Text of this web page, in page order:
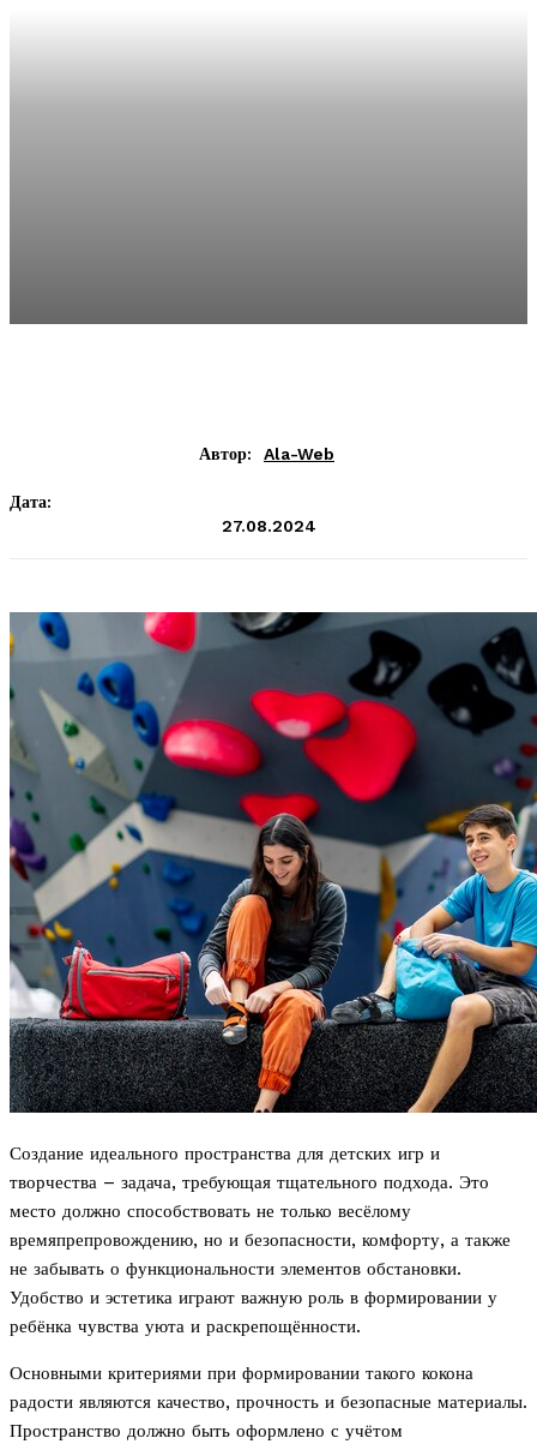
Автор: Ala-Web
Дата:
27.08.2024
Создание идеального пространства для детских игр и
творчества – задача, требующая тщательного подхода. Это
место должно способствовать не только весёлому
времяпрепровождению, но и безопасности, комфорту, а также
не забывать о функциональности элементов обстановки.
Удобство и эстетика играют важную роль в формировании у
ребёнка чувства уюта и раскрепощённости.
Основными критериями при формировании такого кокона
радости являются качество, прочность и безопасные материалы.
Пространство должно быть оформлено с учётом